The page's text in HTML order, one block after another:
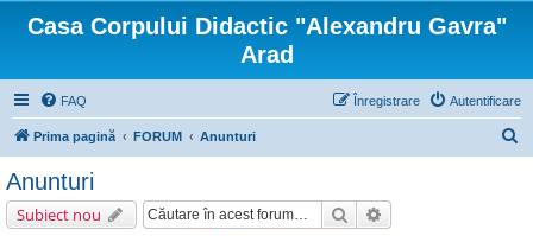
Casa Corpului Didactic "Alexandru Gavra"
Arad
FAQ Autentificare
Înregistrare
Prima pagină FORUM Anunturi
Anunturi
Subiect nou Căutare